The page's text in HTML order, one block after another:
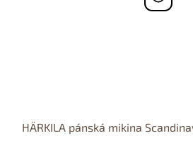
HÄRKILA pánská mikina